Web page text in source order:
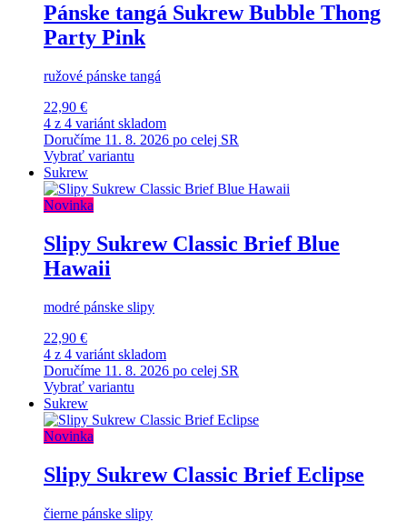
Pánske tangá Sukrew Bubble Thong
Party Pink
ružové pánske tangá
22,90 €
4 z 4 variánt skladom
Doručíme 11. 8. 2026 po celej SR
Vybrať variantu
Sukrew
Novinka
Slipy Sukrew Classic Brief Blue
Hawaii
modré pánske slipy
22,90 €
4 z 4 variánt skladom
Doručíme 11. 8. 2026 po celej SR
Vybrať variantu
Sukrew
Novinka
Slipy Sukrew Classic Brief Eclipse
čierne pánske slipy